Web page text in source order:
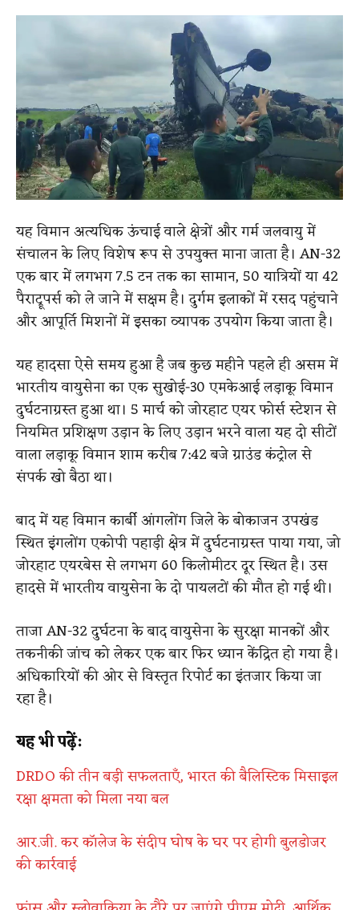
यह विमान अत्यधिक ऊंचाई वाले क्षेत्रों और गर्म जलवायु में
संचालन के लिए विशेष रूप से उपयुक्त माना जाता है। AN-32
एक बार में लगभग 7.5 टन तक का सामान, 50 यात्रियों या 42
पैराट्रूपर्स को ले जाने में सक्षम है। दुर्गम इलाकों में रसद पहुंचाने
और आपूर्ति मिशनों में इसका व्यापक उपयोग किया जाता है।
यह हादसा ऐसे समय हुआ है जब कुछ महीने पहले ही असम में
भारतीय वायुसेना का एक सुखोई-30 एमकेआई लड़ाकू विमान
दुर्घटनाग्रस्त हुआ था। 5 मार्च को जोरहाट एयर फोर्स स्टेशन से
नियमित प्रशिक्षण उड़ान के लिए उड़ान भरने वाला यह दो सीटों
वाला लड़ाकू विमान शाम करीब 7:42 बजे ग्राउंड कंट्रोल से
संपर्क खो बैठा था।
बाद में यह विमान कार्बी आंगलोंग जिले के बोकाजन उपखंड
स्थित इंगलोंग एकोपी पहाड़ी क्षेत्र में दुर्घटनाग्रस्त पाया गया, जो
जोरहाट एयरबेस से लगभग 60 किलोमीटर दूर स्थित है। उस
हादसे में भारतीय वायुसेना के दो पायलटों की मौत हो गई थी।
ताजा AN-32 दुर्घटना के बाद वायुसेना के सुरक्षा मानकों और
तकनीकी जांच को लेकर एक बार फिर ध्यान केंद्रित हो गया है।
अधिकारियों की ओर से विस्तृत रिपोर्ट का इंतजार किया जा
रहा है।
यह भी पढ़ें:
DRDO की तीन बड़ी सफलताएँ, भारत की बैलिस्टिक मिसाइल
रक्षा क्षमता को मिला नया बल
आर.जी. कर कॉलेज के संदीप घोष के घर पर होगी बुलडोजर
की कार्रवाई